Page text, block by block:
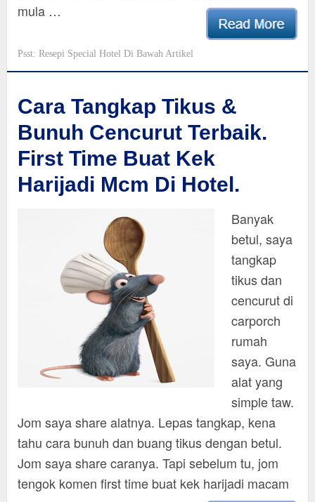
mula …
Psst: Resepi Special Hotel Di Bawah Artikel
Cara Tangkap Tikus &
Bunuh Cencurut Terbaik.
First Time Buat Kek
Harijadi Mcm Di Hotel.
Banyak
betul, saya
tangkap
tikus dan
cencurut di
carporch
rumah
saya. Guna
alat yang
simple taw.
Jom saya share alatnya. Lepas tangkap, kena
tahu cara bunuh dan buang tikus dengan betul.
Jom saya share caranya. Tapi sebelum tu, jom
tengok komen first time buat kek harijadi macam